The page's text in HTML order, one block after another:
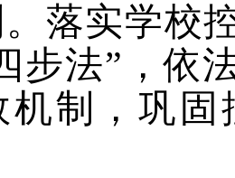
落实学校
步法” ，依
机制，巩